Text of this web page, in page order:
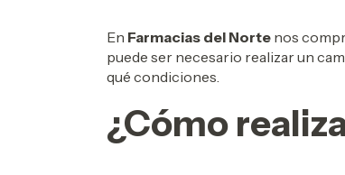
En Farmacias del Norte nos
puede ser necesario realizar un
qué condiciones.
¿Cómo